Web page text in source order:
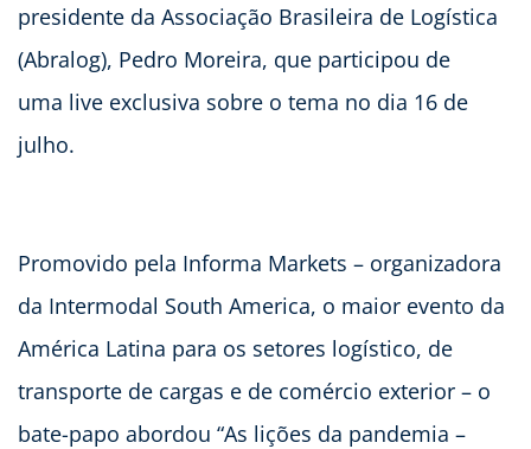
presidente da Associação Brasileira de Logística
(Abralog), Pedro Moreira, que participou de
uma live exclusiva sobre o tema no dia 16 de
julho.
Promovido pela Informa Markets – organizadora
da Intermodal South America, o maior evento da
América Latina para os setores logístico, de
transporte de cargas e de comércio exterior – o
bate-papo abordou “As lições da pandemia –